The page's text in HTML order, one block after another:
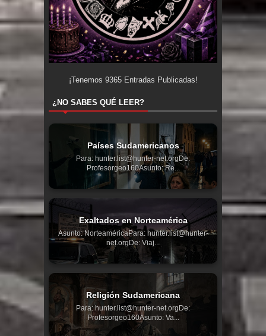
¡Tenemos 9365Entradas Publicadas!
¿NO SABES QUÉ LEER?
Países Sudamericanos
Para: hunter.list@hunter-net.orgDe:
Profesorgeo160Asunto: Re...
Exaltados en Norteamérica
Asunto: NorteaméricaPara: hunter.list@hunter-
net.orgDe: Viaj...
Religión Sudamericana
Para: hunter.list@hunter-net.orgDe:
Profesorgeo160Asunto: Va...